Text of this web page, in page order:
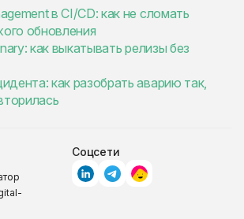
в CI/CD: как не сломать
обновления
как выкатывать релизы без
как разобрать аварию так,
Соцсети